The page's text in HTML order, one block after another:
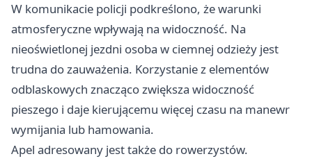
W komunikacie policji podkreślono, że warunki
atmosferyczne wpływają na widoczność. Na
nieoświetlonej jezdni osoba w ciemnej odzieży jest
trudna do zauważenia. Korzystanie z elementów
odblaskowych znacząco zwiększa widoczność
pieszego i daje kierującemu więcej czasu na manewr
wymijania lub hamowania.
Apel adresowany jest także do rowerzystów.